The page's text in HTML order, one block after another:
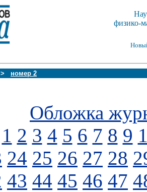
физико-
номер 2
Обложка
1 2 3 4 5 6 7 8 9
24 25 26 27 28
43 44 45 46 47